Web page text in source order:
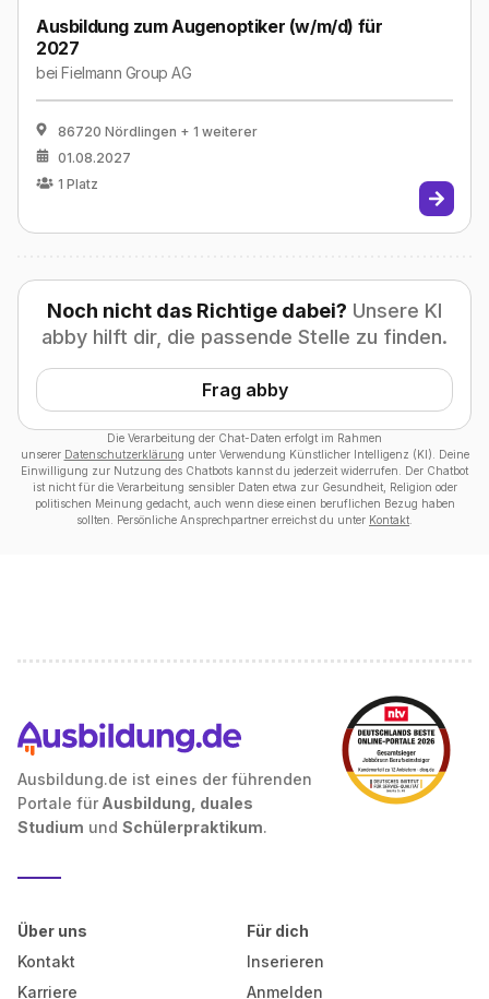
Ausbildung zum Augenoptiker (w/m/d) für
2027
beiFielmann Group AG
86720 Nördlingen + 1 weiterer
01.08.2027
1 Platz
Noch nicht das Richtige dabei? Unsere KI
abby hilft dir, die passende Stelle zu finden.
Frag abby
Die Verarbeitung der Chat-Daten erfolgt im Rahmen
unserer Datenschutzerklärung unter Verwendung Künstlicher Intelligenz (KI). Deine
Einwilligung zur Nutzung des Chatbots kannst du jederzeit widerrufen. Der Chatbot
ist nicht für die Verarbeitung sensibler Daten etwa zur Gesundheit, Religion oder
politischen Meinung gedacht, auch wenn diese einen beruflichen Bezug haben
sollten. Persönliche Ansprechpartner erreichst du unter Kontakt
Ausbildung.de ist eines der führenden
Portale für Ausbildung, duales
Studium und Schülerpraktikum.
Über uns
Kontakt
Karriere
Für dich
Inserieren
Anmelden